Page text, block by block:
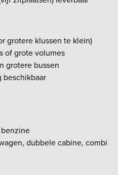
grotere klussen te klein)
of grote volumes
grotere bussen
benzine
dubbele cabine, combi